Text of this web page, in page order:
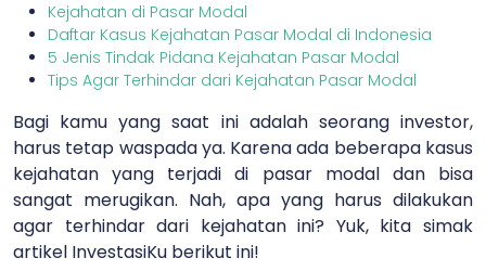
Kejahatan di Pasar Modal
Daftar Kasus Kejahatan Pasar Modal di Indonesia
5 Jenis Tindak Pidana Kejahatan Pasar Modal
Tips Agar Terhindar dari Kejahatan Pasar Modal
Bagi kamu yang saat ini adalah seorang investor,
harus tetap waspada ya. Karena ada beberapa kasus
kejahatan yang terjadi di pasar modal dan bisa
sangat merugikan. Nah, apa yang harus dilakukan
agar terhindar dari kejahatan ini? Yuk, kita simak
artikel InvestasiKu berikut ini!